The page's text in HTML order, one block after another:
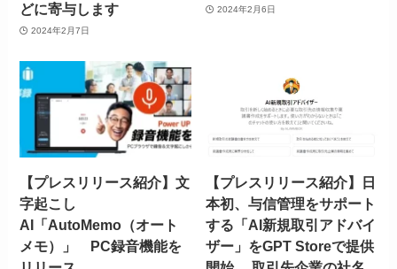
どに寄与します
2024年2月7日
2024年2月6日
【プレスリリース紹介】文
字起こし
AI「AutoMemo（オート
メモ）」 PC録音機能を
【プレスリリース紹介】日
本初、与信管理をサポート
する「AI新規取引アドバイ
ザー」をGPT Storeで提供